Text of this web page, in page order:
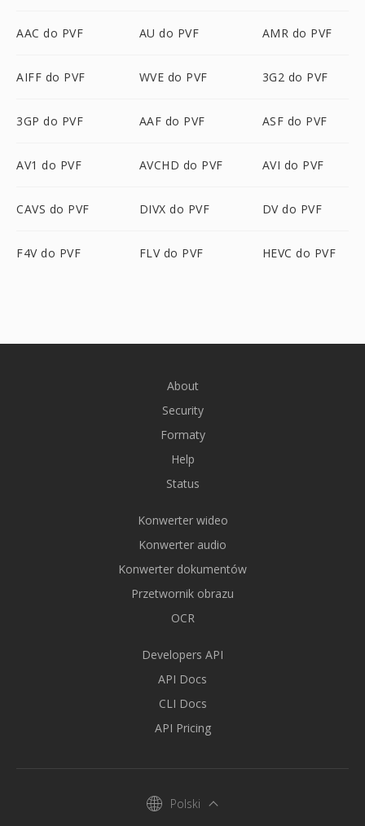
AAC do PVF AU do PVF AMR do PVF
AIFF do PVF WVE do PVF 3G2 do PVF
3GP do PVF AAF do PVF ASF do PVF
AV1 do PVF AVCHD do PVF AVI do PVF
CAVS do PVF DIVX do PVF DV do PVF
F4V do PVF FLV do PVF HEVC do PVF
About
Security
Formaty
Help
Status
Konwerter wideo
Konwerter audio
Konwerter dokumentów
Przetwornik obrazu
OCR
Developers API
API Docs
CLI Docs
API Pricing
Polski